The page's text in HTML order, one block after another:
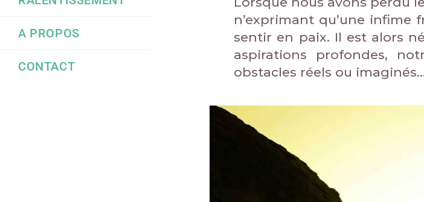
A PROPOS
CONTACT
n’exprimant qu’une
sentir en paix. Il est alors
aspirations profondes,
obstacles réels ou